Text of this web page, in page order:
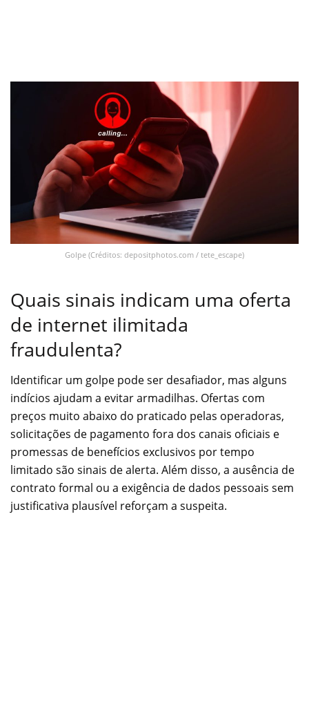
Golpe (Créditos: depositphotos.com / tete_escape)
Quais sinais indicam uma oferta
de internet ilimitada
fraudulenta?
Identificar um golpe pode ser desafiador, mas alguns
indícios ajudam a evitar armadilhas. Ofertas com
preços muito abaixo do praticado pelas operadoras,
solicitações de pagamento fora dos canais oficiais e
promessas de benefícios exclusivos por tempo
limitado são sinais de alerta. Além disso, a ausência de
contrato formal ou a exigência de dados pessoais sem
justificativa plausível reforçam a suspeita.